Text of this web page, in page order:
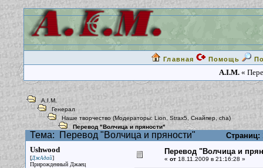
Главная Помощь
A.I.M. «
A.I.M.
Генерал
Наше творчество (Модераторы: Lion Strax5, Снайпер,cha)
Перевод "Волчица и пряности"
Тема: Перевод "Волчица и пряности" Страниц:
Ushwood
[ДжАдай]
Прирожденный Джаец
Перевод "Волчица и
« от18.11.2009 в 21:16:28 »